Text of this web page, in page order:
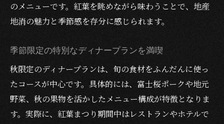
のメニューです。紅葉を眺めながら味わうことで、地産
地消の魅力と季節感を存分に感じられます。
季節限定の特別なディナープランを満喫
秋限定のディナープランは、旬の食材をふんだんに使っ
たコースが中心です。具体的には、富士桜ポークや地元
野菜、秋の果物を活かしたメニュー構成が特徴となりま
す。実際に、紅葉まつり期間中はレストランやホテルで